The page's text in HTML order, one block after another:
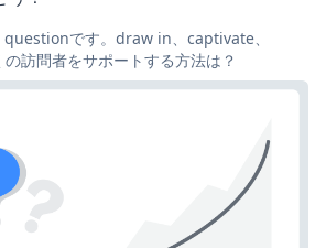
です。draw in、captivate、
訪問者をサポートする方法は？